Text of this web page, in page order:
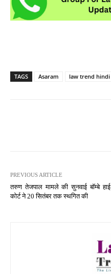
TAGS Asaram law trend hindi
PREVIOUS ARTICLE
तरुण तेजपाल मामले की सुनवाई बॉम्बे हाई
कोर्ट ने 20 सितंबर तक स्थगित की